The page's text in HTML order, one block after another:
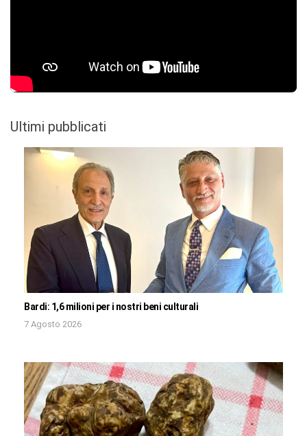
Ultimi pubblicati
Bardi: 1,6 milioni per i nostri beni culturali
7 Agosto 2026